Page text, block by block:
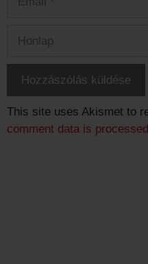
This site uses Akismet to
comment data is